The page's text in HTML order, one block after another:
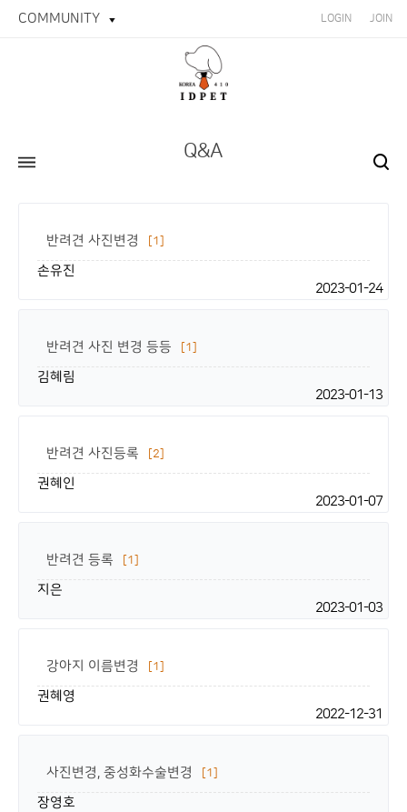
COMMUNITY LOGIN JOIN
Q&A
반려견 사진변경 [1]
손유진
2023-01-24
반려견 사진 변경 등등 [1]
김혜림
2023-01-13
반려견 사진등록 [2]
권혜인
2023-01-07
반려견 등록 [1]
지은
2023-01-03
강아지 이름변경 [1]
권혜영
2022-12-31
사진변경, 중성화수술변경 [1]
장영호